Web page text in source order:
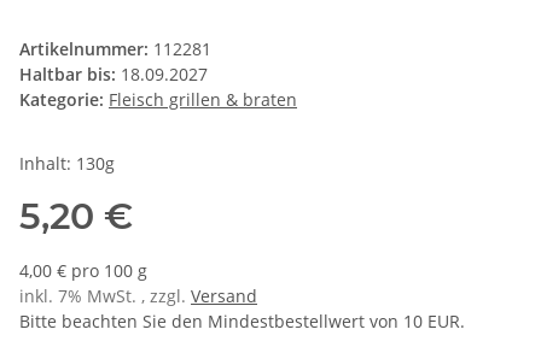
Artikelnummer: 112281
Haltbar bis: 18.09.2027
Kategorie: Fleisch grillen & braten
Inhalt: 130g
5,20 €
4,00 € pro 100 g
inkl. 7% MwSt. , zzgl. Versand
Bitte beachten Sie den Mindestbestellwert von 10 EUR.